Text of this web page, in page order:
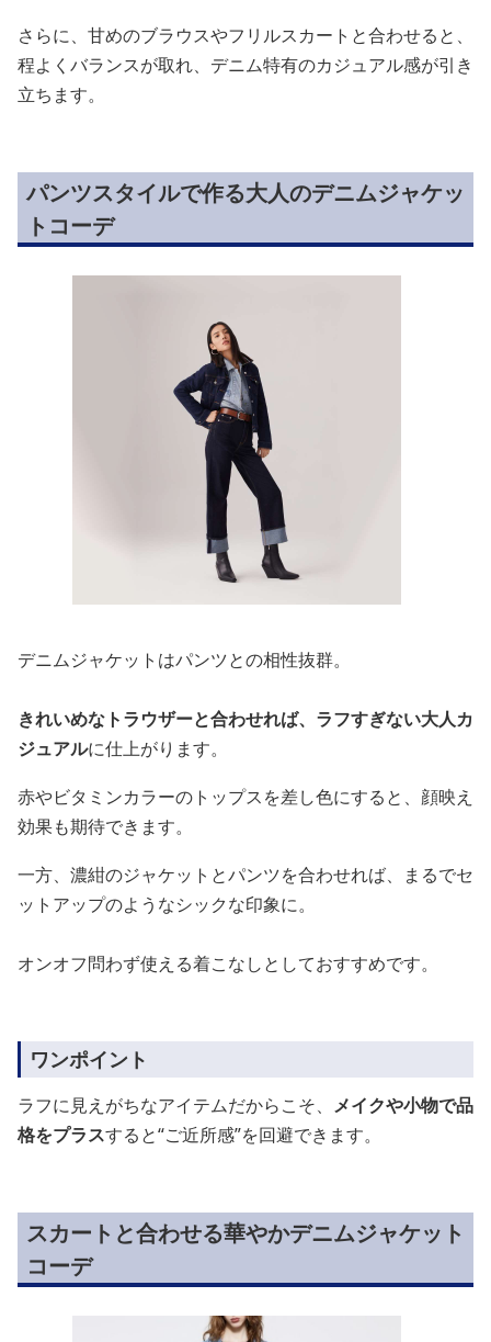
さらに、甘めのブラウスやフリルスカートと合わせると、
程よくバランスが取れ、デニム特有のカジュアル感が引き
立ちます。
パンツスタイルで作る大人のデニムジャケッ
トコーデ
デニムジャケットはパンツとの相性抜群。
きれいめなトラウザーと合わせれば、ラフすぎない大人カ
ジュアルに仕上がります。
赤やビタミンカラーのトップスを差し色にすると、顔映え
効果も期待できます。
一方、濃紺のジャケットとパンツを合わせれば、まるでセ
ットアップのようなシックな印象に。
オンオフ問わず使える着こなしとしておすすめです。
ワンポイント
ラフに見えがちなアイテムだからこそ、 メイクや小物で品
格をプラスすると“ご近所感”を回避できます。
スカートと合わせる華やかデニムジャケット
コーデ